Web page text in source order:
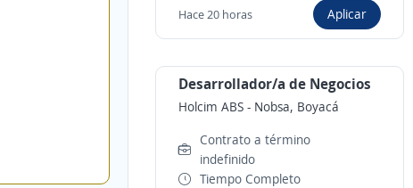
Hace 20 horas Aplicar
Desarrollador/a de Negocios
Holcim ABS - Nobsa, Boyacá
Contrato a término
indefinido
Tiempo Completo